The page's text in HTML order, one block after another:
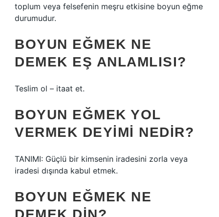
toplum veya felsefenin meşru etkisine boyun eğme
durumudur.
BOYUN EĞMEK NE
DEMEK EŞ ANLAMLISI?
Teslim ol – itaat et.
BOYUN EĞMEK YOL
VERMEK DEYIMI NEDIR?
TANIMI: Güçlü bir kimsenin iradesini zorla veya
iradesi dışında kabul etmek.
BOYUN EĞMEK NE